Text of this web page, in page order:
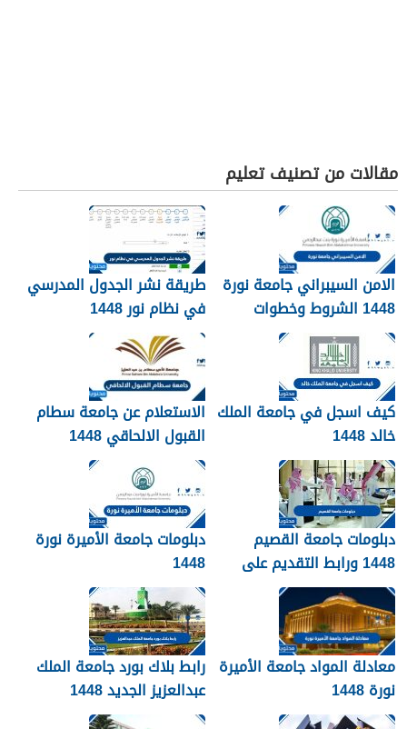
مقالات من تصنيف تعليم
الامن السيبراني جامعة نورة
1448 الشروط وخطوات
التقديم
طريقة نشر الجدول المدرسي
في نظام نور 1448
كيف اسجل في جامعة الملك
خالد 1448
الاستعلام عن جامعة سطام
القبول الالحاقي 1448
دبلومات جامعة القصيم
1448 ورابط التقديم على
دبلومات جامعة القصيم
qudcss.com
دبلومات جامعة الأميرة نورة
1448
معادلة المواد جامعة الأميرة
نورة 1448
رابط بلاك بورد جامعة الملك
عبدالعزيز الجديد 1448
blackboard kau